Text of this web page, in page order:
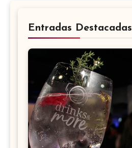
Entradas Destacadas